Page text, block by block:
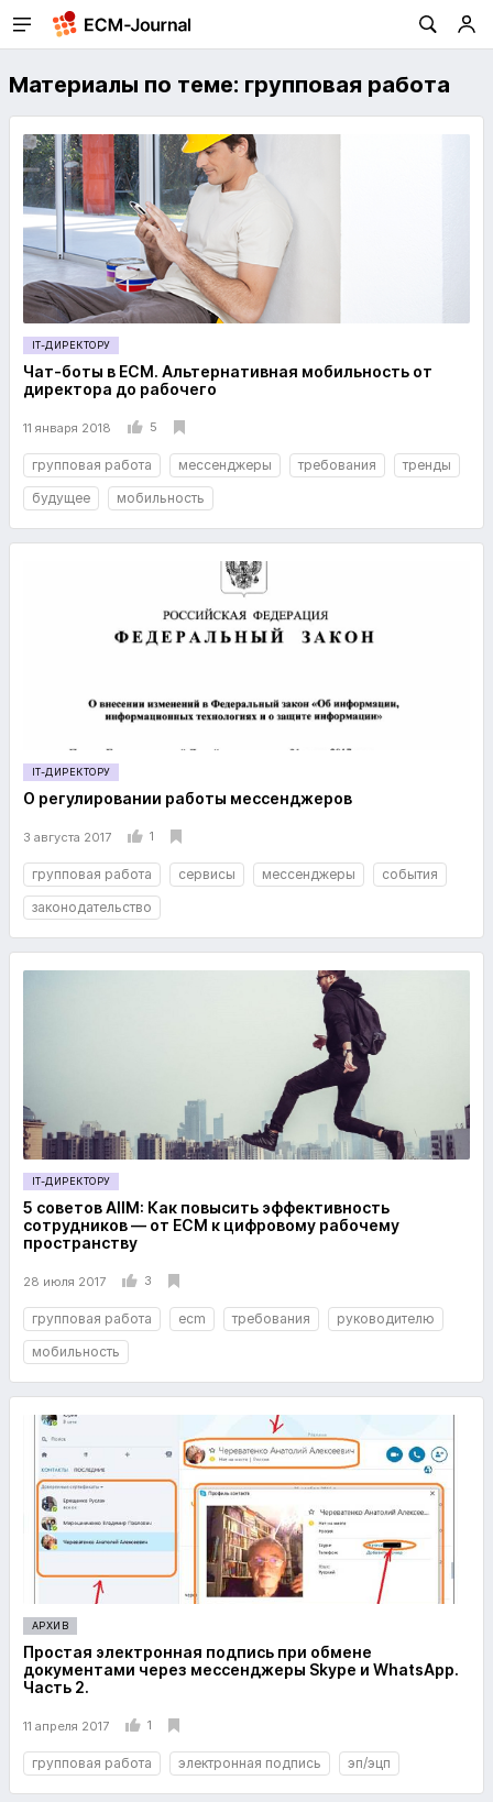
Материалы по теме: групповая работа
IT-ДИРЕКТОРУ
Чат-боты в ECM. Альтернативная мобильность от
директора до рабочего
11 января 2018 5
групповая работа мессенджеры требования
тренды
будущее
мобильность
IT-ДИРЕКТОРУ
О регулировании работы мессенджеров
3 августа 2017 1
групповая работа сервисы мессенджеры
события
законодательство
IT-ДИРЕКТОРУ
5 советов AIIM: Как повысить эффективность
сотрудников — от ECM к цифровому рабочему
пространству
28 июля 2017 3
групповая работа ecm требования
руководителю
мобильность
АРХИВ
Простая электронная подпись при обмене
документами через мессенджеры Skype и WhatsApp.
Часть 2.
11 апреля 2017 1
групповая работа электронная подпись эп/эцп